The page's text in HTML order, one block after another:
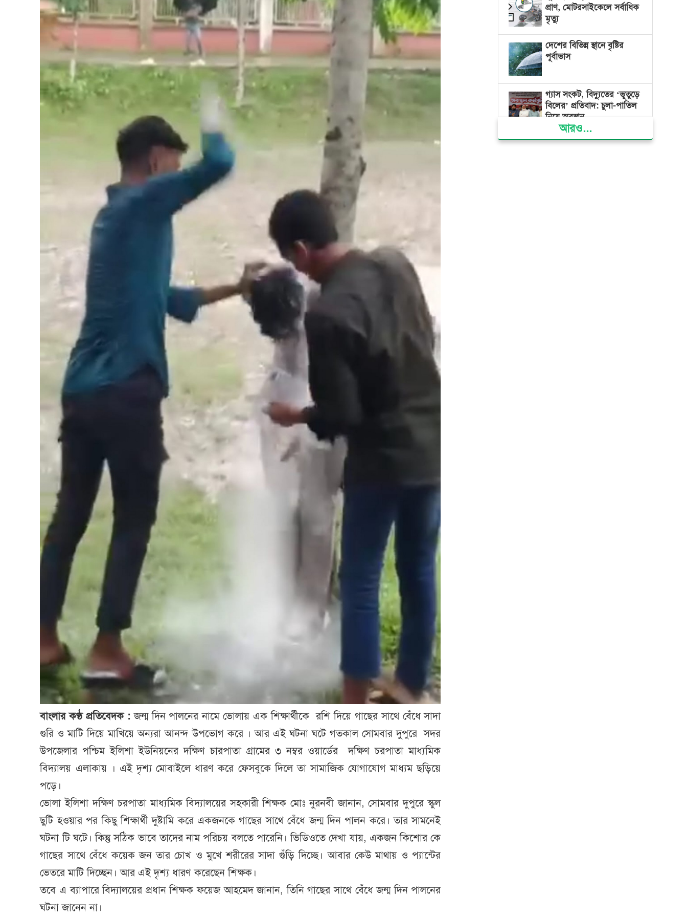
বাংলার কণ্ঠ প্রতিবেদক : জন্ম দিন পালনের নামে ভোলায় এক শিক্ষার্থীকে রশি দিয়ে গাছের সাথে বেঁধে সাদা
গুরি ও মাটি দিয়ে মাখিয়ে অন্যরা আনন্দ উপভোগ করে । আর এই ঘটনা ঘটে গতকাল সোমবার দুপুরে সদর
উপজেলার পশ্চিম ইলিশা ইউনিয়নের দক্ষিণ চারপাতা গ্রামের ৩ নম্বর ওয়ার্ডের দক্ষিণ চরপাতা মাধ্যমিক
বিদ্যালয় এলাকায় । এই দৃশ্য মোবাইলে ধারণ করে ফেসবুকে দিলে তা সামাজিক যোগাযোগ মাধ্যম ছড়িয়ে
পড়ে।
ভোলা ইলিশা দক্ষিণ চরপাতা মাধ্যমিক বিদ্যালয়ের সহকারী শিক্ষক মোঃ নুরনবী জানান, সোমবার দুপুরে স্কুল
ছুটি হওয়ার পর কিছু শিক্ষার্থী দুষ্টামি করে একজনকে গাছের সাথে বেঁধে জন্ম দিন পালন করে। তার সামনেই
ঘটনা টি ঘটে। কিন্তু সঠিক ভাবে তাদের নাম পরিচয় বলতে পারেনি। ভিডিওতে দেখা যায়, একজন কিশোর কে
গাছের সাথে বেঁধে কয়েক জন তার চোখ ও মুখে শরীরের সাদা গুঁড়ি দিচ্ছে। আবার কেউ মাথায় ও প্যান্টের
ভেতরে মাটি দিচ্ছেন। আর এই দৃশ্য ধারণ করেছেন শিক্ষক।
তবে এ ব্যাপারে বিদ্যালয়ের প্রধান শিক্ষক ফয়েজ আহমেদ জানান, তিনি গাছের সাথে বেঁধে জন্ম দিন পালনের
ঘটনা জানেন না।
প্রাণ, মোটরসাইকেলে সর্বাধিক
মৃত্যু
দেশের বিভিন্ন স্থানে বৃষ্টির
পূর্বাভাস
গ্যাস সংকট, বিদ্যুতের ‘ভূতুড়ে
বিলের’ প্রতিবাদ: চুলা-পাতিল
নিয়ে অবস্থান
ক্ষমতার কেন্দ্র গণভবন থেকে
আরও...